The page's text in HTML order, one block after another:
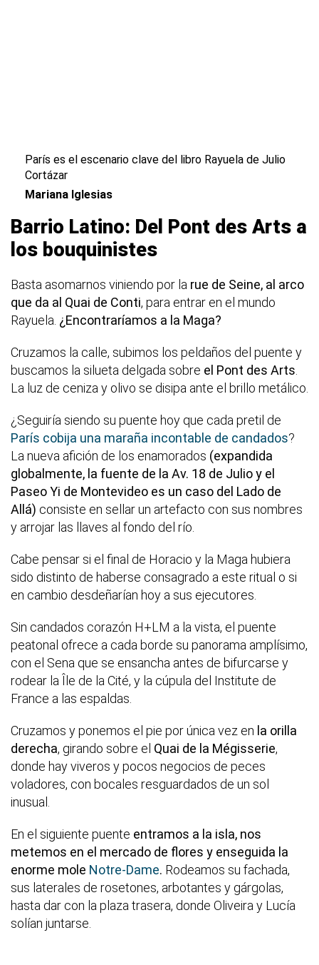
París es el escenario clave del libro Rayuela de Julio
Cortázar
Mariana Iglesias
Barrio Latino: Del Pont des Arts a
los bouquinistes
Basta asomarnos viniendo por la rue de Seine, al arco
que da al Quai de Conti, para entrar en el mundo
Rayuela. ¿Encontraríamos a la Maga?
Cruzamos la calle, subimos los peldaños del puente y
buscamos la silueta delgada sobre el Pont des Arts
La luz de ceniza y olivo se disipa ante el brillo metálico.
¿Seguiría siendo su puente hoy que cada pretil de
París cobija una maraña incontable de candados?
La nueva afición de los enamorados (expandida
globalmente, la fuente de la Av. 18 de Julio y el
Paseo Yi de Montevideo es un caso del Lado de
Allá) consiste en sellar un artefacto con sus nombres
y arrojar las llaves al fondo del río.
Cabe pensar si el final de Horacio y la Maga hubiera
sido distinto de haberse consagrado a este ritual o si
en cambio desdeñarían hoy a sus ejecutores.
Sin candados corazón H+LM a la vista, el puente
peatonal ofrece a cada borde su panorama amplísimo,
con el Sena que se ensancha antes de bifurcarse y
rodear la Île de la Cité, y la cúpula del Institute de
France a las espaldas.
Cruzamos y ponemos el pie por única vez en la orilla
derecha, girando sobre el Quai de la Mégisserie,
donde hay viveros y pocos negocios de peces
voladores, con bocales resguardados de un sol
inusual.
En el siguiente puente entramos a la isla, nos
metemos en el mercado de flores y enseguida la
enorme mole Notre-Dame. Rodeamos su fachada,
sus laterales de rosetones, arbotantes y gárgolas,
hasta dar con la plaza trasera, donde Oliveira y Lucía
solían juntarse.